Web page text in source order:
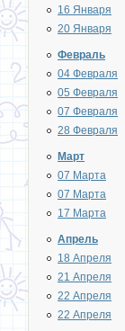
16 Января
20 Января
Февраль
04 Февраля
05 Февраля
07 Февраля
28 Февраля
Март
07 Марта
07 Марта
17 Марта
Апрель
18 Апреля
21 Апреля
22 Апреля
22 Апреля